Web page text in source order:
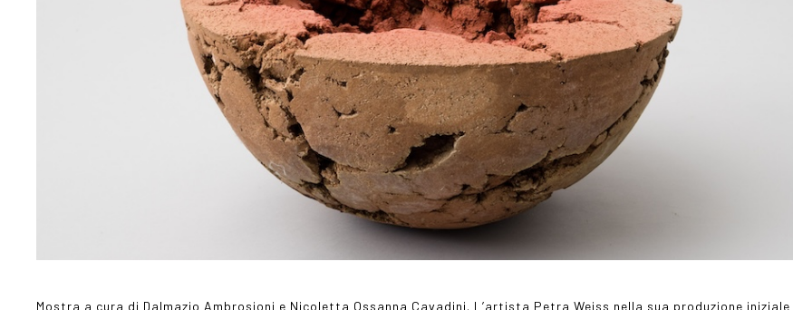
Mostra a cura di Dalmazio Ambrosioni e Nicoletta Ossanna Cavadini. L’artista Petra Weiss nella sua produzione iniziale